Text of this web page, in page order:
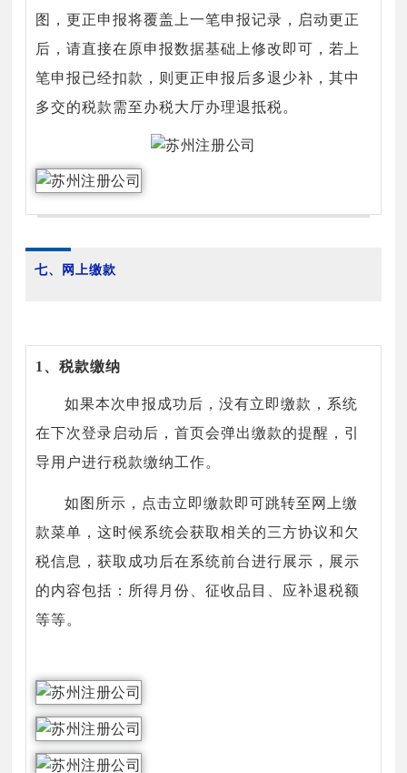
图，更正申报将覆盖上一笔申报记录，启动更正
后，请直接在原申报数据基础上修改即可，若上
笔申报已经扣款，则更正申报后多退少补，其中
多交的税款需至办税大厅办理退抵税。
七、网上缴款
1、税款缴纳
如果本次申报成功后，没有立即缴款，系统
在下次登录启动后，首页会弹出缴款的提醒，引
导用户进行税款缴纳工作。
如图所示，点击立即缴款即可跳转至网上缴
款菜单，这时候系统会获取相关的三方协议和欠
税信息，获取成功后在系统前台进行展示，展示
的内容包括：所得月份、征收品目、应补退税额
等等。